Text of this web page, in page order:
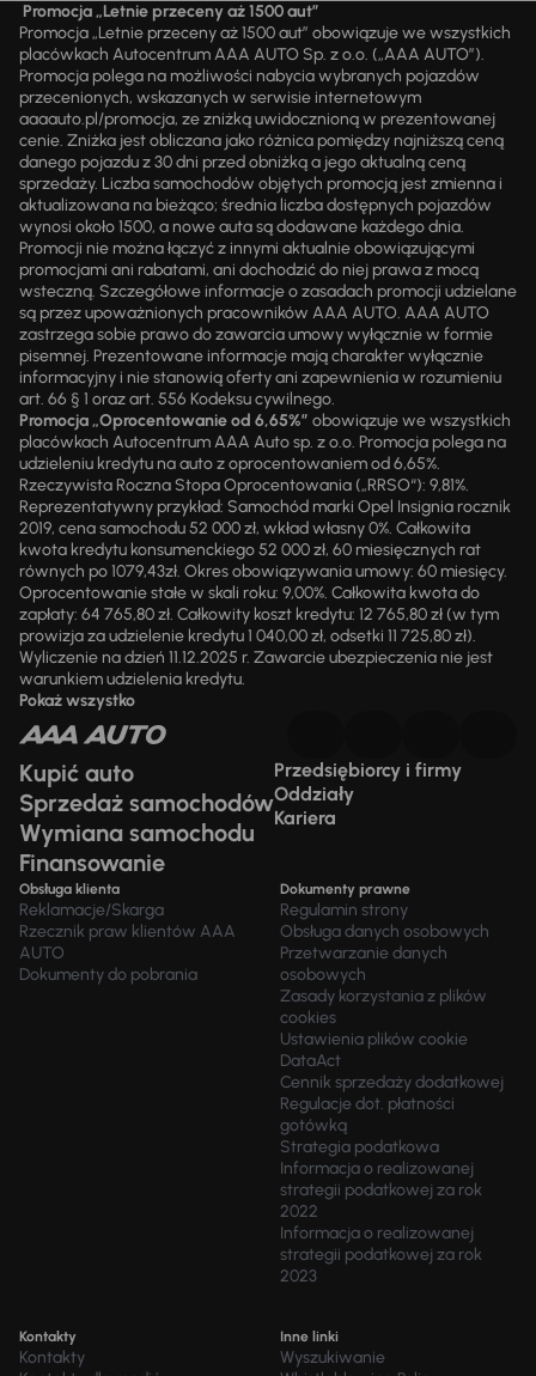
Promocja „Letnie przeceny aż 1500 aut”
Promocja „Letnie przeceny aż 1500 aut” obowiązuje we wszystkich
placówkach Autocentrum AAA AUTO Sp. z o.o. („AAA AUTO”).
Promocja polega na możliwości nabycia wybranych pojazdów
przecenionych, wskazanych w serwisie internetowym
aaaauto.pl/promocja, ze zniżką uwidocznioną w prezentowanej
cenie. Zniżka jest obliczana jako różnica pomiędzy najniższą ceną
danego pojazdu z 30 dni przed obniżką a jego aktualną ceną
sprzedaży. Liczba samochodów objętych promocją jest zmienna i
aktualizowana na bieżąco; średnia liczba dostępnych pojazdów
wynosi około 1500, a nowe auta są dodawane każdego dnia.
Promocji nie można łączyć z innymi aktualnie obowiązującymi
promocjami ani rabatami, ani dochodzić do niej prawa z mocą
wsteczną. Szczegółowe informacje o zasadach promocji udzielane
są przez upoważnionych pracowników AAA AUTO. AAA AUTO
zastrzega sobie prawo do zawarcia umowy wyłącznie w formie
pisemnej. Prezentowane informacje mają charakter wyłącznie
informacyjny i nie stanowią oferty ani zapewnienia w rozumieniu
art. 66 § 1 oraz art. 556 Kodeksu cywilnego.
Promocja „Oprocentowanie od 6,65%” obowiązuje we wszystkich
placówkach Autocentrum AAA Auto sp. z o.o. Promocja polega na
udzieleniu kredytu na auto z oprocentowaniem od 6,65%.
Rzeczywista Roczna Stopa Oprocentowania („RRSO“): 9,81%.
Reprezentatywny przykład: Samochód marki Opel Insignia rocznik
2019, cena samochodu 52 000 zł, wkład własny 0%. Całkowita
kwota kredytu konsumenckiego 52 000 zł, 60 miesięcznych rat
równych po 1079,43zł. Okres obowiązywania umowy: 60 miesięcy.
Oprocentowanie stałe w skali roku: 9,00%. Całkowita kwota do
zapłaty: 64 765,80 zł. Całkowity koszt kredytu: 12 765,80 zł (w tym
prowizja za udzielenie kredytu 1 040,00 zł, odsetki 11 725,80 zł).
Wyliczenie na dzień 11.12.2025 r. Zawarcie ubezpieczenia nie jest
warunkiem udzielenia kredytu.
Pokaż wszystko
Kupić auto
Sprzedaż samochodów
Wymiana samochodu
Finansowanie
Przedsiębiorcy i firmy
Oddziały
Kariera
Obsługa klienta
Reklamacje/Skarga
Rzecznik praw klientów AAA
AUTO
Dokumenty do pobrania
Dokumenty prawne
Regulamin strony
Obsługa danych osobowych
Przetwarzanie danych
osobowych
Zasady korzystania z plików
cookies
Ustawienia plików cookie
DataAct
Cennik sprzedaży dodatkowej
Regulacje dot. płatności
gotówką
Strategia podatkowa
Informacja o realizowanej
strategii podatkowej za rok
2022
Informacja o realizowanej
strategii podatkowej za rok
2023
Kontakty
Kontakty
Inne linki
Wyszukiwanie